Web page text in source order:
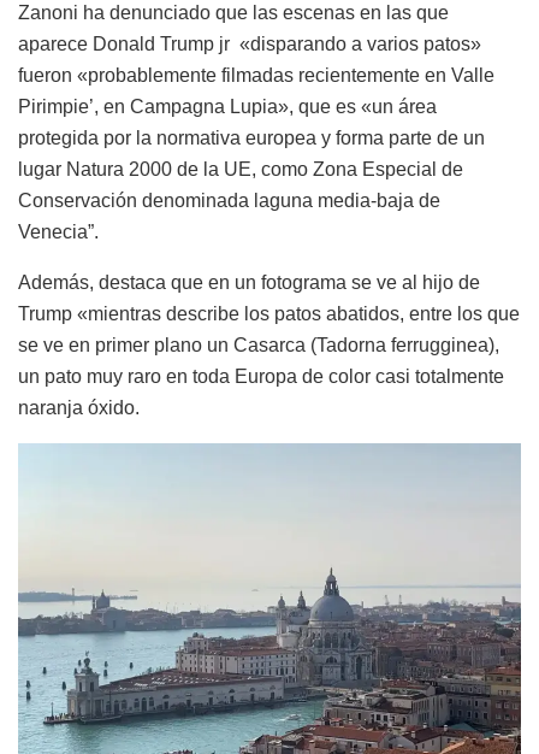
Zanoni ha denunciado que las escenas en las que
aparece Donald Trump jr «disparando a varios patos»
fueron «probablemente filmadas recientemente en Valle
Pirimpie’, en Campagna Lupia», que es «un área
protegida por la normativa europea y forma parte de un
lugar Natura 2000 de la UE, como Zona Especial de
Conservación denominada laguna media-baja de
Venecia”.
Además, destaca que en un fotograma se ve al hijo de
Trump «mientras describe los patos abatidos, entre los que
se ve en primer plano un Casarca (Tadorna ferrugginea),
un pato muy raro en toda Europa de color casi totalmente
naranja óxido.